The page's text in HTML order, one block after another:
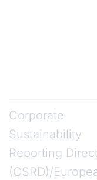
Corporate
Sustainability
Reporting
(CSRD)/